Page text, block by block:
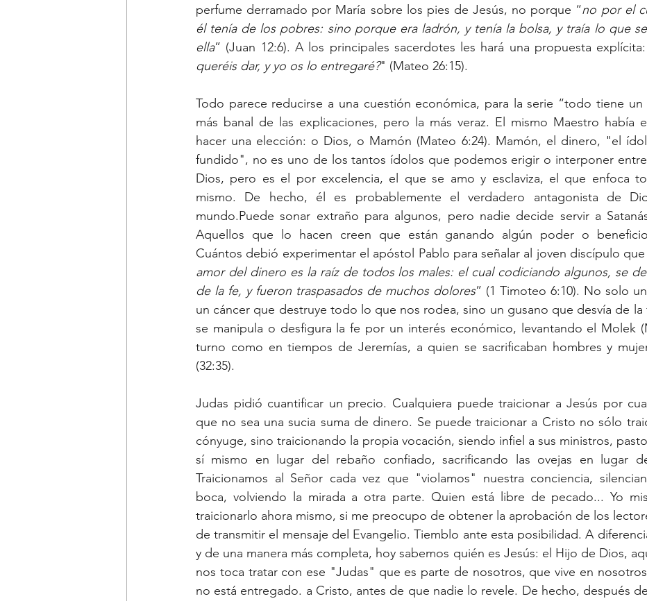
perfume derramado por María sobre los pies de Jesús, no porque “no por el
él tenía de los pobres: sino porque era ladrón, y tenía la bolsa, y traía lo que
ella” (Juan 12:6). A los principales sacerdotes les hará una propuesta
queréis dar, y yo os lo entregaré?" (Mateo 26:15).
Todo parece reducirse a una cuestión económica, para la serie “todo tiene un
más banal de las explicaciones, pero la más veraz. El mismo Maestro había
hacer una elección: o Dios, o Mamón (Mateo 6:24). Mamón, el dinero, "el
fundido", no es uno de los tantos ídolos que podemos erigir o interponer
Dios, pero es el por excelencia, el que se amo y esclaviza, el que enfoca
mismo. De hecho, él es probablemente el verdadero antagonista de
mundo.Puede sonar extraño para algunos, pero nadie decide servir a
Aquellos que lo hacen creen que están ganando algún poder o
Cuántos debió experimentar el apóstol Pablo para señalar al joven discípulo que
amor del dinero es la raíz de todos los males: el cual codiciando algunos, se
de la fe, y fueron traspasados de muchos dolores” (1 Timoteo 6:10). No solo
un cáncer que destruye todo lo que nos rodea, sino un gusano que desvía de la
se manipula o desfigura la fe por un interés económico, levantando el Molek
turno como en tiempos de Jeremías, a quien se sacrificaban hombres y
(32:35).
Judas pidió cuantificar un precio. Cualquiera puede traicionar a Jesús por
que no sea una sucia suma de dinero. Se puede traicionar a Cristo no sólo
cónyuge, sino traicionando la propia vocación, siendo infiel a sus ministros,
sí mismo en lugar del rebaño confiado, sacrificando las ovejas en lugar
Traicionamos al Señor cada vez que "violamos" nuestra conciencia,
boca, volviendo la mirada a otra parte. Quien está libre de pecado... Yo
traicionarlo ahora mismo, si me preocupo de obtener la aprobación de los
de transmitir el mensaje del Evangelio. Tiemblo ante esta posibilidad. A
y de una manera más completa, hoy sabemos quién es Jesús: el Hijo de Dios,
nos toca tratar con ese "Judas" que es parte de nosotros, que vive en
no está entregado. a Cristo, antes de que nadie lo revele. De hecho, después